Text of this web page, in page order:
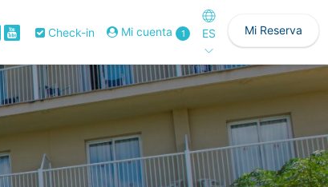
Check-in Mi cuenta 1 ES Mi Reserva